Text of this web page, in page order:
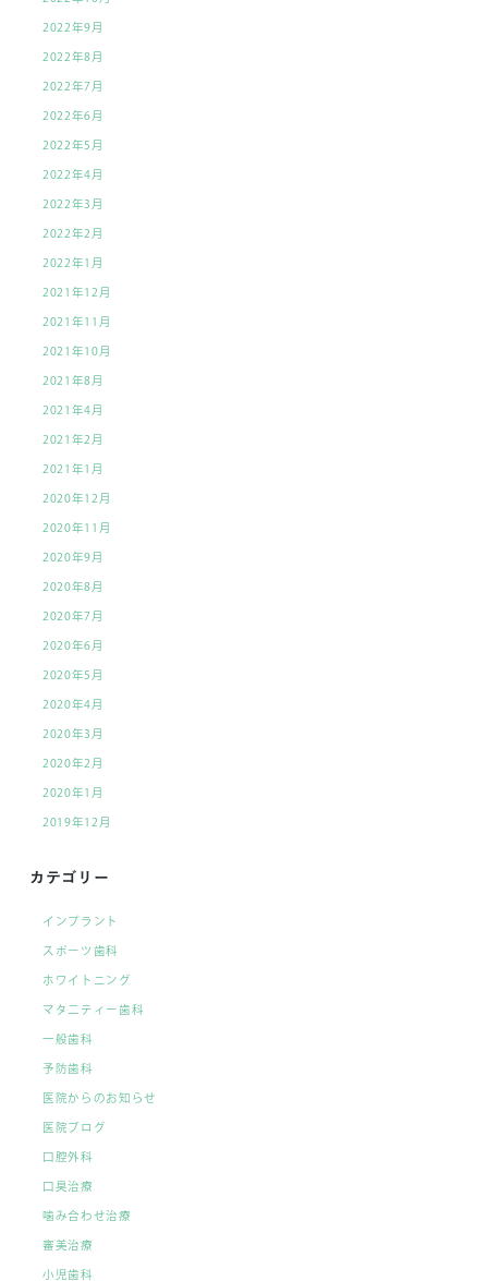
2022年9月
2022年8月
2022年7月
2022年6月
2022年5月
2022年4月
2022年3月
2022年2月
2022年1月
2021年12月
2021年11月
2021年10月
2021年8月
2021年4月
2021年2月
2021年1月
2020年12月
2020年11月
2020年9月
2020年8月
2020年7月
2020年6月
2020年5月
2020年4月
2020年3月
2020年2月
2020年1月
2019年12月
カテゴリー
インプラント
スポーツ歯科
ホワイトニング
マタ二ティー歯科
一般歯科
予防歯科
医院からのお知らせ
医院ブログ
口腔外科
口臭治療
噛み合わせ治療
審美治療
小児歯科